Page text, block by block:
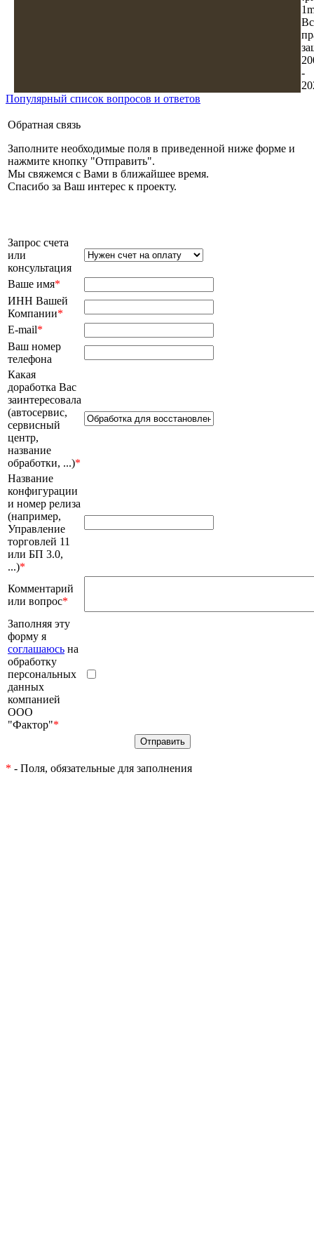
-
Популярный список вопросов и ответов
Обратная связь
Заполните необходимые поля в приведенной ниже форме и
нажмите кнопку "Отправить".
Мы свяжемся с Вами в ближайшее время.
Спасибо за Ваш интерес к проекту.
Запрос счета
или
консультация
Ваше имя*
ИНН Вашей
Компании*
E-mail*
Ваш номер
телефона
Какая
доработка Вас
заинтересовала
(автосервис,
сервисный
центр,
название
обработки, ...)*
Название
конфигурации
и номер релиза
(например,
Управление
торговлей 11
или БП 3.0,
...)*
Комментарий
или вопрос*
Заполняя эту
форму я
соглашаюсь на
обработку
персональных
данных
компанией
ООО
"Фактор"*
* - Поля, обязательные для заполнения